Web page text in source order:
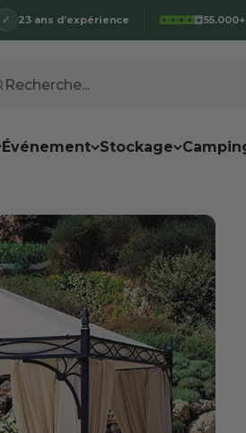
✓ 23 ans d’expérience
Événement Stockage
Recherche...